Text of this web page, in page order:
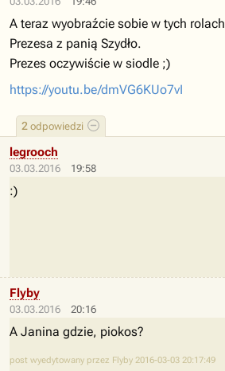
2 odpowiedzi
A teraz wyobraźcie sobie w tych rolach
Prezesa z panią Szydło.
Prezes oczywiście w siodle ;)
https://youtu.be/dmVG6KUo7vI
03.03.2016 19:58
legrooch
:)
03.03.2016 20:16
Flyby
A Janina gdzie, piokos?
post wyedytowany przez Flyby 2016-03-03 20:17:49